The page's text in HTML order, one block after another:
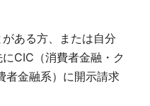
ある方、または自分
CIC（消費者金融・ク
者金融系）に開示請求